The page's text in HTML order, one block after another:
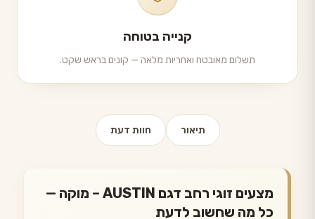
קנייה בטוחה
תשלום מאובטח ואחריות מלאה — קונים בראש שקט.
תיאור חוות דעת
מצעים זוגי רחב דגם AUSTIN – מוקה —
כל מה שחשוב לדעת